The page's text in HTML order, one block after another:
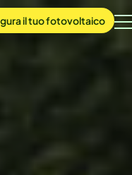
il tuofotovoltaico